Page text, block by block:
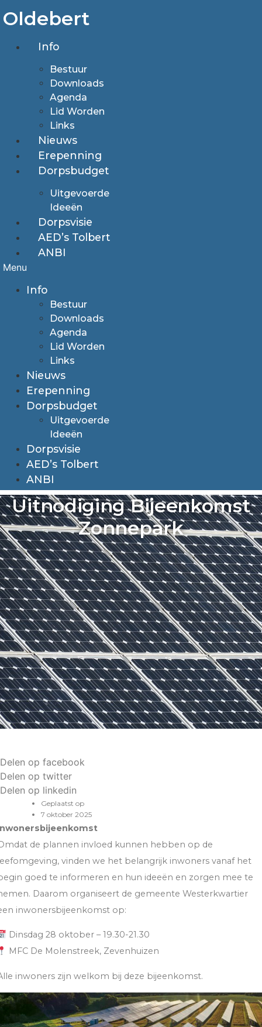
naar
inhoud
Oldebert
Info
Bestuur
Downloads
Agenda
Lid Worden
Links
Nieuws
Erepenning
Dorpsbudget
Uitgevoerde
Ideeën
Dorpsvisie
AED’s Tolbert
ANBI
Menu
Info
Bestuur
Downloads
Agenda
Lid Worden
Links
Nieuws
Erepenning
Dorpsbudget
Uitgevoerde
Ideeën
Dorpsvisie
AED’s Tolbert
ANBI
Uitnodiging Bijeenkomst
Zonnepark
Delen op facebook
Delen op twitter
Delen op linkedin
Geplaatst op
7 oktober 2025
de plannen invloed kunnen hebben op de
vinden we het belangrijk inwoners vanaf het
goed te informeren en hun ideeën en zorgen mee te
Daarom organiseert de gemeente Westerkwartier
inwonersbijeenkomst op:
Dinsdag 28 oktober – 19.30-21.30
MFC De Molenstreek, Zevenhuizen
inwoners zijn welkom bij deze bijeenkomst.